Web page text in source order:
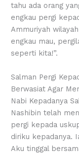
tahu ada orang
engkau pergi
Ammuriyah
engkau mau,
seperti kita!”.
Salman Pergi
Berwasiat Agar
Nabi Kepadanya
Nashibin telah
pergi kepada
diriku kepadanya.
Aku tinggal